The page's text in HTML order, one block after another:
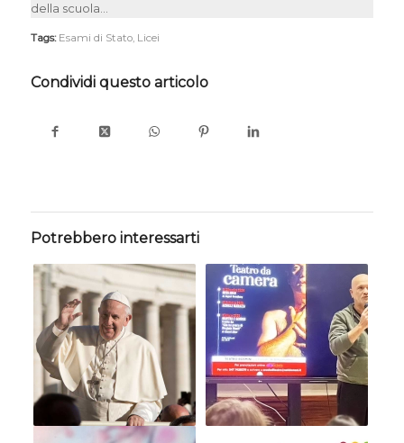
della scuola…
Tags: Esami di Stato, Licei
Condividi questo articolo
Potrebbero interessarti